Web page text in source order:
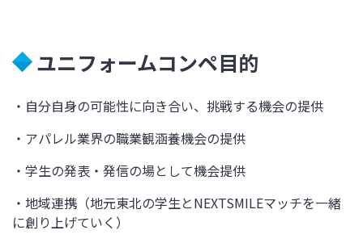
ユニフォームコンペ目的
・自分自身の可能性に向き合い、挑戦する機会の提供
・アパレル業界の職業観涵養機会の提供
・学生の発表・発信の場として機会提供
・地域連携（地元東北の学生とNEXTSMILEマッチを一緒
に創り上げていく）